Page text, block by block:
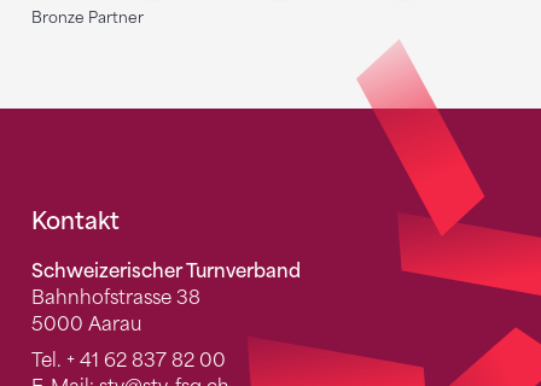
Bronze Partner
Fusszeile
Kontakt
Schweizerischer Turnverband
Bahnhofstrasse 38
5000 Aarau
Tel. + 41 62 837 82 00